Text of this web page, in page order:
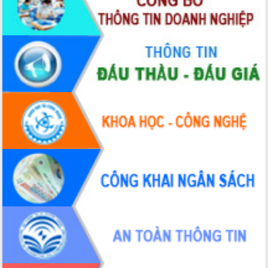
hiện nhiệm vụ quản lý tài sản công
hàng tuần
Tháo gỡ những vướng mắc, đẩy mạnh
công tác cải cách thủ tục hành chính
tại Trung tâm Phục vụ hành chính
công tỉnh
Đắk Lắk: Tôn vinh 46 giải pháp tại Hội
thi Sáng tạo Kỹ thuật 2024 - 2025
Đắk Lắk rà soát, điều chỉnh Đề án 190
về phát triển nuôi trồng thủy sản
Phó Chủ tịch UBND tỉnh Đắk Lắk
Trương Công Thái kiểm tra thực địa
Dự án cao tốc Khánh Hòa - Buôn Ma
Thuột
Định vị cà phê Việt Nam như một “di
sản sống” trong dòng chảy toàn cầu
Xây dựng nông thôn mới: Nâng cao đời
sống người dân từ những mô hình thiết
thực
Quyết liệt tháo gỡ vướng mắc, đẩy